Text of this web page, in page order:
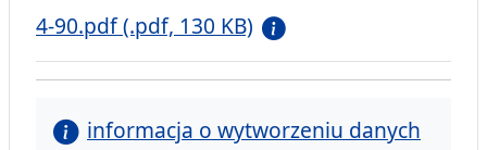
4-90.pdf (.pdf, 130 KB)
informacja o wytworzeniu danych